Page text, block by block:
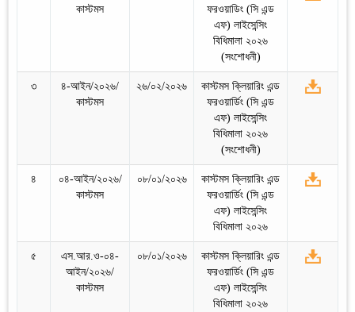
কাস্টমস
ফরওয়াডিং (সি এন্ড
এফ) লাইসেন্সিং
বিধিমালা ২০২৬
(সংশোধনী)
৩
৪-আইন/২০২৬/
কাস্টমস
২৬/০২/২০২৬
কাস্টমস ক্লিয়ারিং এন্ড
ফরওয়ার্ডিং (সি এন্ড
এফ) লাইসেন্সিং
বিধিমালা ২০২৬
(সংশোধনী)
৪
০৪-আইন/২০২৬/
কাস্টমস
০৮/০১/২০২৬
কাস্টমস ক্লিয়ারিং এন্ড
ফরওয়ার্ডিং (সি এন্ড
এফ) লাইসেন্সিং
বিধিমালা ২০২৬
৫
এস.আর.ও-০৪-
আইন/২০২৬/
কাস্টমস
০৮/০১/২০২৬
কাস্টমস ক্লিয়ারিং এন্ড
ফরওয়ার্ডিং (সি এন্ড
এফ) লাইসেন্সিং
বিধিমালা ২০২৬